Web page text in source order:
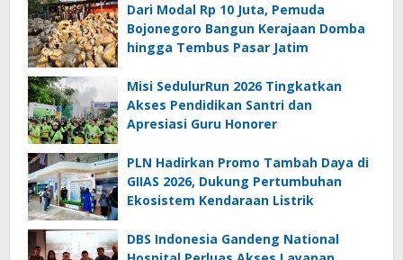
Dari Modal Rp 10 Juta, Pemuda
Bojonegoro Bangun Kerajaan Domba
hingga Tembus Pasar Jatim
Misi SedulurRun 2026 Tingkatkan
Akses Pendidikan Santri dan
Apresiasi Guru Honorer
PLN Hadirkan Promo Tambah Daya di
GIIAS 2026, Dukung Pertumbuhan
Ekosistem Kendaraan Listrik
DBS Indonesia Gandeng National